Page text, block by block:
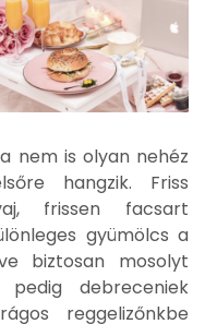
nem is olyan nehéz
hangzik. Friss
frissen facsart
gyümölcs a
biztosan mosolyt
debreceniek
reggelizőnkbe